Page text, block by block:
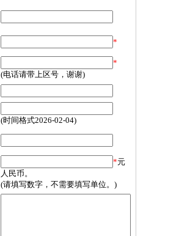
*
*
(电话请带上区号，谢谢)
(时间格式2026-02-04)
*元
人民币。
(请填写数字，不需要填写单位。)